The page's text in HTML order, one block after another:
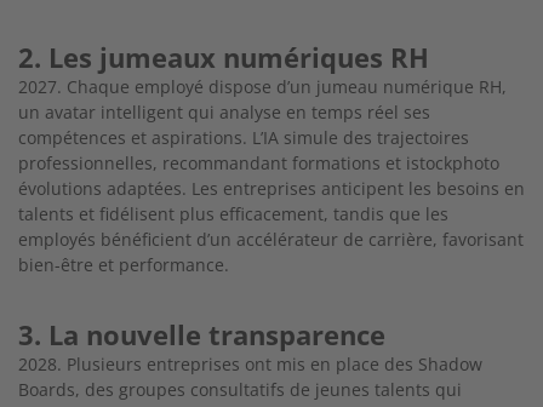
2. Les jumeaux numériques RH
2027. Chaque employé dispose d’un jumeau numérique RH,
un avatar intelligent qui analyse en temps réel ses
compétences et aspirations. L’IA simule des trajectoires
professionnelles, recommandant formations et istockphoto
évolutions adaptées. Les entreprises anticipent les besoins en
talents et fidélisent plus efficacement, tandis que les
employés bénéficient d’un accélérateur de carrière, favorisant
bien-être et performance.
3. La nouvelle transparence
2028. Plusieurs entreprises ont mis en place des Shadow
Boards, des groupes consultatifs de jeunes talents qui